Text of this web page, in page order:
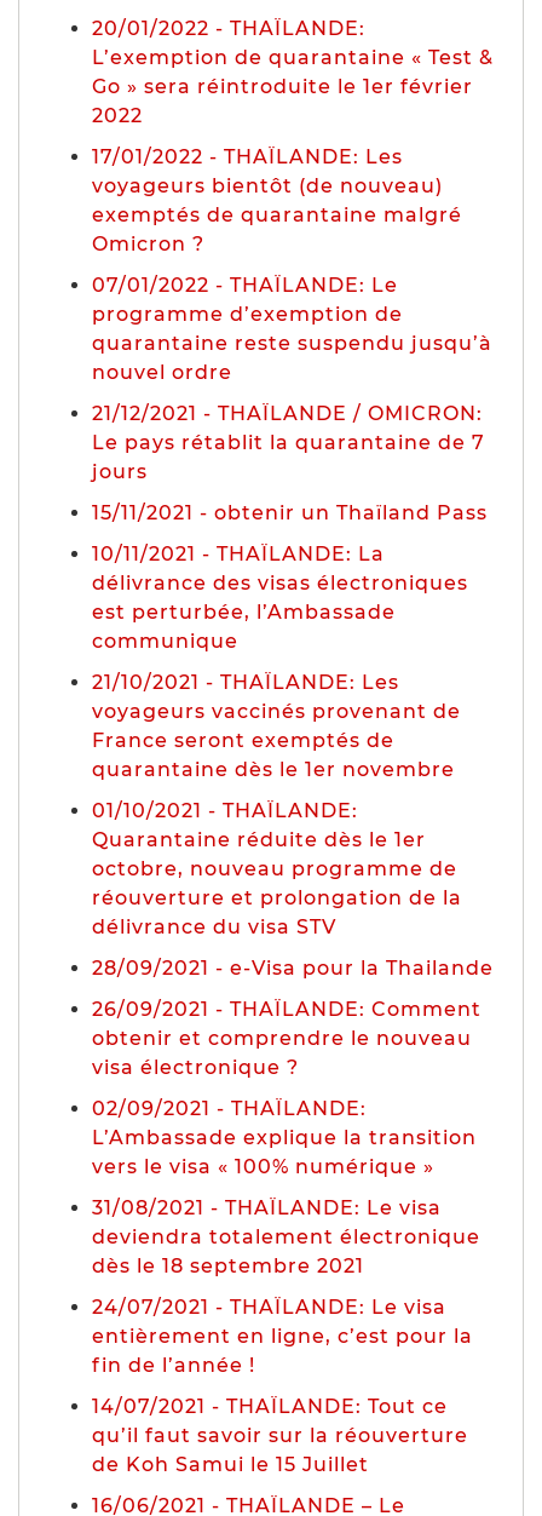
20/01/2022 - THAÏLANDE:
L’exemption de quarantaine « Test &
Go » sera réintroduite le 1er février
2022
17/01/2022 - THAÏLANDE: Les
voyageurs bientôt (de nouveau)
exemptés de quarantaine malgré
Omicron ?
07/01/2022 - THAÏLANDE: Le
programme d’exemption de
quarantaine reste suspendu jusqu’à
nouvel ordre
21/12/2021 - THAÏLANDE / OMICRON:
Le pays rétablit la quarantaine de 7
jours
15/11/2021 - obtenir un Thaïland Pass
10/11/2021 - THAÏLANDE: La
délivrance des visas électroniques
est perturbée, l’Ambassade
communique
21/10/2021 - THAÏLANDE: Les
voyageurs vaccinés provenant de
France seront exemptés de
quarantaine dès le 1er novembre
01/10/2021 - THAÏLANDE:
Quarantaine réduite dès le 1er
octobre, nouveau programme de
réouverture et prolongation de la
délivrance du visa STV
28/09/2021 - e-Visa pour la Thailande
26/09/2021 - THAÏLANDE: Comment
obtenir et comprendre le nouveau
visa électronique ?
02/09/2021 - THAÏLANDE:
L’Ambassade explique la transition
vers le visa « 100% numérique »
31/08/2021 - THAÏLANDE: Le visa
deviendra totalement électronique
dès le 18 septembre 2021
24/07/2021 - THAÏLANDE: Le visa
entièrement en ligne, c’est pour la
fin de l’année !
14/07/2021 - THAÏLANDE: Tout ce
qu’il faut savoir sur la réouverture
de Koh Samui le 15 Juillet
16/06/2021 - THAÏLANDE – Le